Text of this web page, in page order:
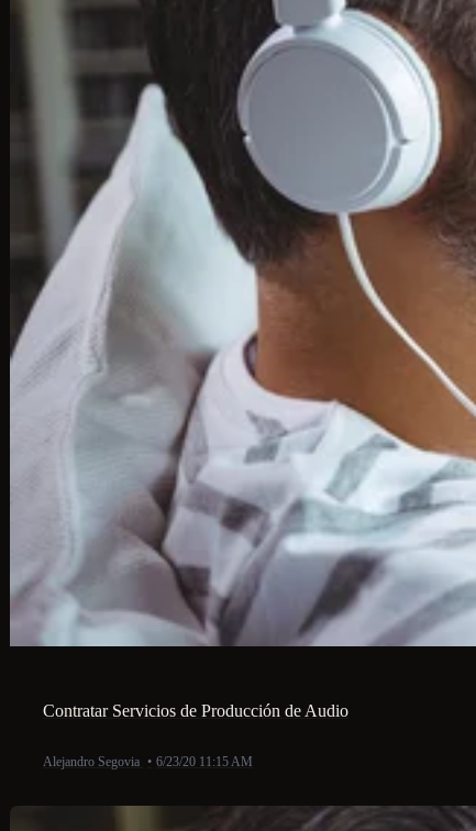
Contratar Servicios de Producción de Audio
Alejandro Segovia • 6/23/20 11:15 AM